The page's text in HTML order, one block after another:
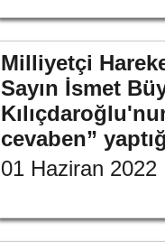
Milliyetçi
Sayın İsmet
cevaben”
01 Haziran 2022